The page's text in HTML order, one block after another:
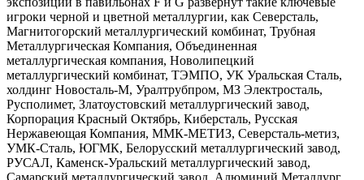
игроки черной и цветной металлургии, как Северсталь,
Магнитогорский металлургический комбинат, Трубная
Металлургическая Компания, Объединенная
металлургическая компания, Новолипецкий
металлургический комбинат, ТЭМПО, УК Уральская Сталь,
холдинг Новосталь-М, Уралтрубпром, МЗ Электросталь,
Русполимет, Златоустовский металлургический завод,
Корпорация Красный Октябрь, Киберсталь, Русская
Нержавеющая Компания, ММК-МЕТИЗ, Северсталь-метиз,
УМК-Сталь, ЮГМК, Белорусский металлургический завод,
РУСАЛ, Каменск-Уральский металлургический завод,
Самарский металлургический завод, Алюминий Металлург